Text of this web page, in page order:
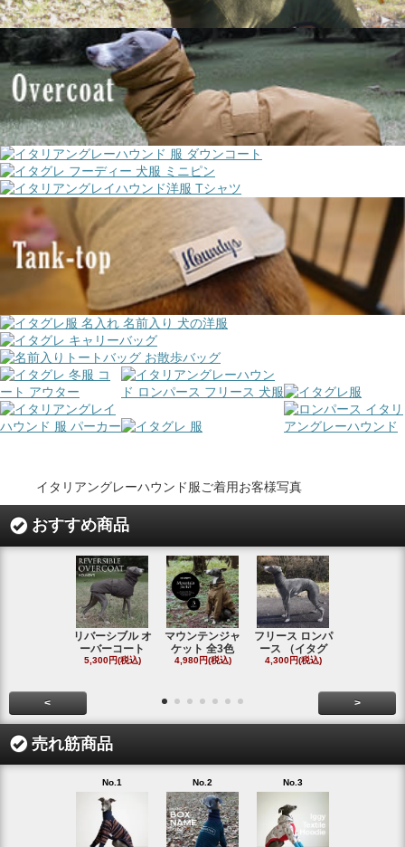
イタリアングレーハウンド服ご着用お客様写真
おすすめ商品
リバーシブル オ
ーバーコート
5,300円(税込)
マウンテンジャ
ケット 全3色
4,980円(税込)
フリース ロンパ
ース （イタグ
4,300円(税込)
< >
売れ筋商品
No.1 No.2 No.3